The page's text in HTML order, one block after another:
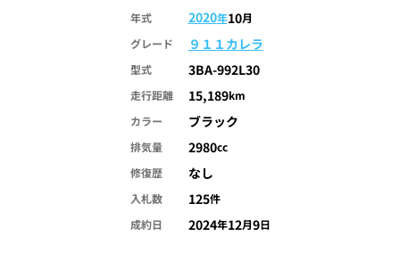
年式 2020年10月
グレード
９１１カレラ
型式 3BA-992L30
走行距離 15,189km
カラー
ブラック
排気量 2980cc
修復歴
なし
入札数 125件
成約日
2024年12月9日